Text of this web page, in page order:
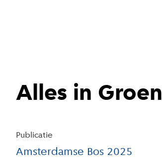
Alles in Groen
Amsterdamse Bos 2025
Publicatie